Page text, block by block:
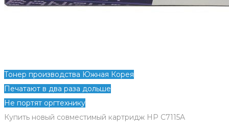
Тонер производства Южная Корея
Печатают в два раза дольше
Не портят оргтехнику
Купить новый совместимый картридж HP C7115A